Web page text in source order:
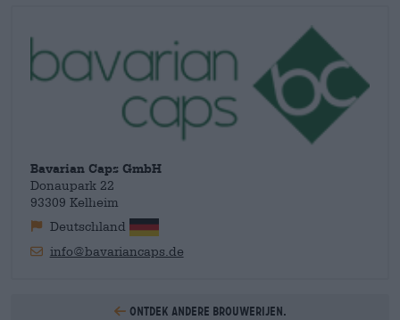
Uruguay en de bescherming van regenwouden in Brazilië. In
ons assortiment vindt u een zorgvuldig samengestelde selectie
van petten en hoeden van de fabrikant uit Kehlheim die
rondom het thema bier draaien: petten waarop u
kroonkurken
met behulp van een ingebouwde magneet,
en nog veel meer!
Bavarian Caps GmbH
Donaupark 22
93309 Kelheim
Deutschland
info@bavariancaps.de
Ontdek andere brouwerijen.